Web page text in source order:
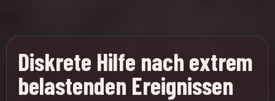
Diskrete Hilfe nach extrem
belastenden Ereignissen